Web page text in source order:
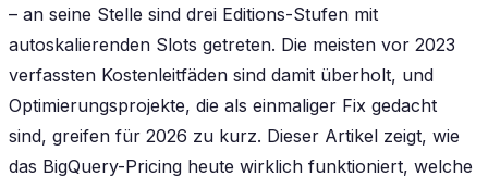
– an seine Stelle sind drei Editions-Stufen mit
autoskalierenden Slots getreten. Die meisten vor 2023
verfassten Kostenleitfäden sind damit überholt, und
Optimierungsprojekte, die als einmaliger Fix gedacht
sind, greifen für 2026 zu kurz. Dieser Artikel zeigt, wie
das BigQuery-Pricing heute wirklich funktioniert, welche